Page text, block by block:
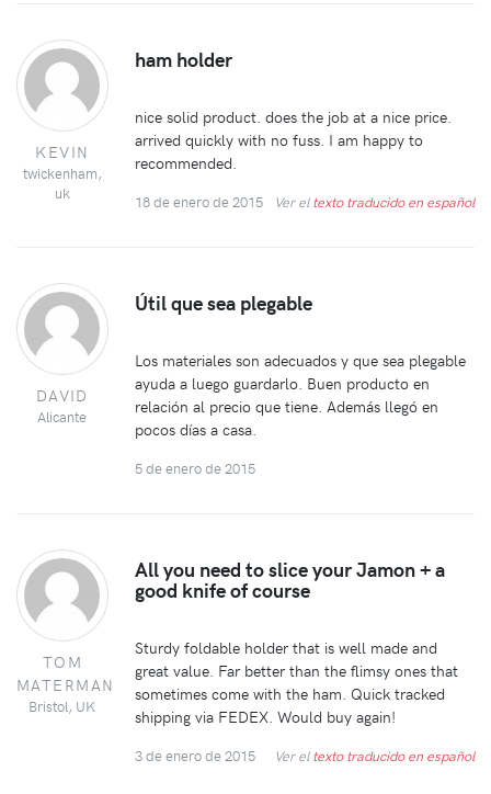
KEVIN
twickenham,
uk
ham holder
nice solid product. does the job at a nice price.
arrived quickly with no fuss. I am happy to
recommended.
18 de enero de 2015 Ver eltexto traducido en español
DAVID
Alicante
Útil que sea plegable
Los materiales son adecuados y que sea plegable
ayuda a luego guardarlo. Buen producto en
relación al precio que tiene. Además llegó en
pocos días a casa.
5 de enero de 2015
TOM
MATERMAN
Bristol, UK
All you need to slice your Jamon + a
good knife of course
Sturdy foldable holder that is well made and
great value. Far better than the flimsy ones that
sometimes come with the ham. Quick tracked
shipping via FEDEX. Would buy again!
3 de enero de 2015 Ver eltexto traducido en español